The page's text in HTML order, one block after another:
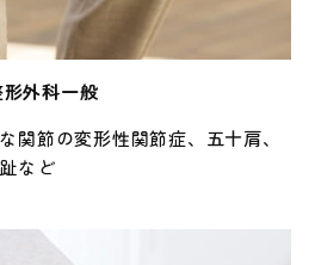
形外科一般
関節の変形性関節症、五十肩、
など